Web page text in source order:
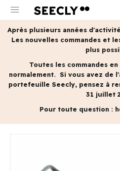
menu
Après plusieurs années
Les nouvelles commandes et
plus
Toutes les commandes
normalement. Si vous avez de
portefeuille Seecly, pensez à
31 juillet
Pour toute question :